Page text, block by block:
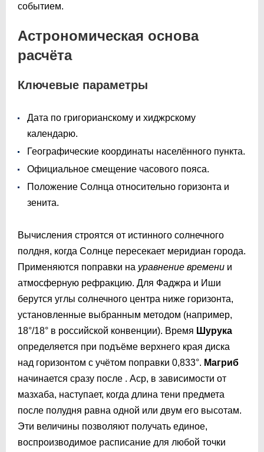
событием.
Астрономическая основа
расчёта
Ключевые параметры
Дата по григорианскому и хиджрскому
календарю.
Географические координаты населённого пункта.
Официальное смещение часового пояса.
Положение Солнца относительно горизонта и
зенита.
Вычисления строятся от истинного солнечного
полдня, когда Солнце пересекает меридиан города.
Применяются поправки на уравнение времени и
атмосферную рефракцию. Для Фаджра и Иши
берутся углы солнечного центра ниже горизонта,
установленные выбранным методом (например,
18°/18° в российской конвенции). Время Шурука
определяется при подъёме верхнего края диска
над горизонтом с учётом поправки 0,833°. Магриб
начинается сразу после . Аср, в зависимости от
мазхаба, наступает, когда длина тени предмета
после полудня равна одной или двум его высотам.
Эти величины позволяют получать единое,
воспроизводимое расписание для любой точки